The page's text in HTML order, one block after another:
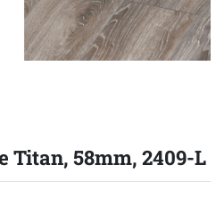
Titan, 58mm, 2409-L